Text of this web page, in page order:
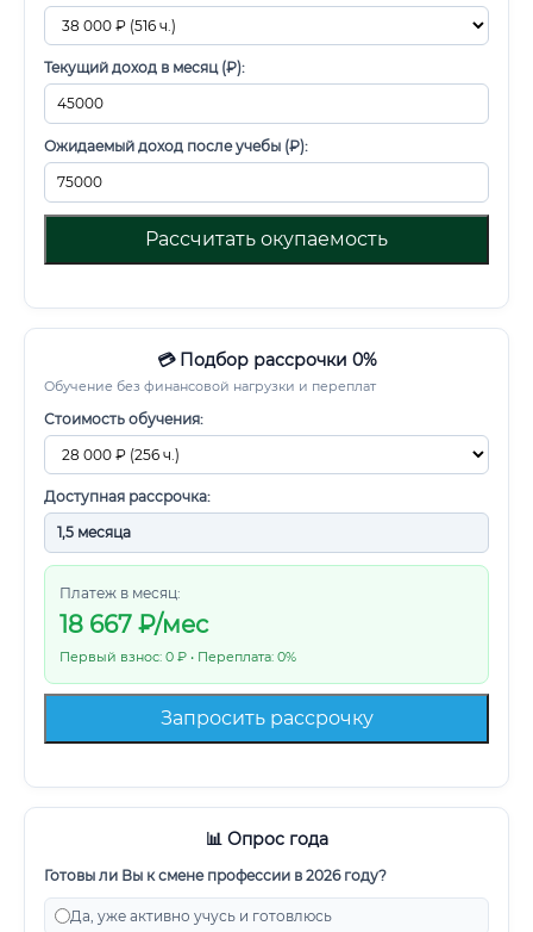
Текущий доход в месяц (₽):
Ожидаемый доход после учебы (₽):
Рассчитать окупаемость
💳 Подбор рассрочки 0%
Обучение без финансовой нагрузки и переплат
Стоимость обучения:
Доступная рассрочка:
Платеж в месяц:
18 667 ₽/мес
Первый взнос: 0 ₽ • Переплата: 0%
Запросить рассрочку
📊 Опрос года
Готовы ли Вы к смене профессии в 2026 году?
Да, уже активно учусь и готовлюсь